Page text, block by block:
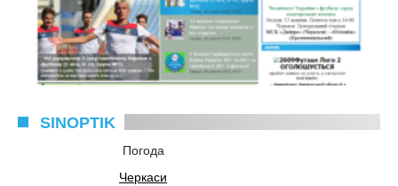
SINOPTIK
Погода
Черкаси